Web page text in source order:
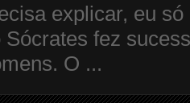
explicar, eu
Sócrates fez
O ...